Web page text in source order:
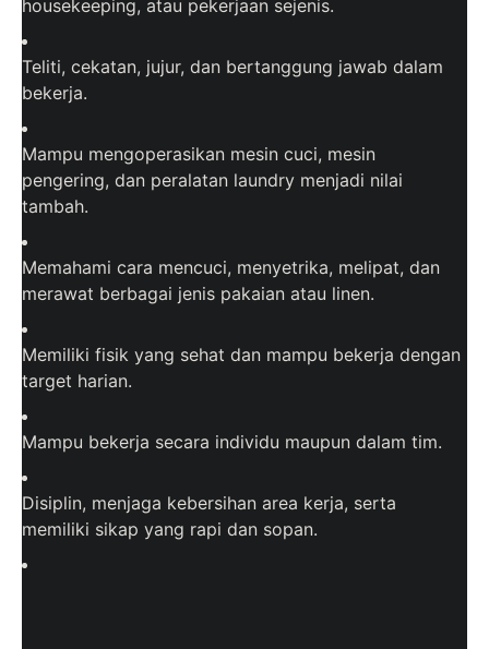
housekeeping, atau pekerjaan sejenis.
Teliti, cekatan, jujur, dan bertanggung jawab dalam
bekerja.
Mampu mengoperasikan mesin cuci, mesin
pengering, dan peralatan laundry menjadi nilai
tambah.
Memahami cara mencuci, menyetrika, melipat, dan
merawat berbagai jenis pakaian atau linen.
Memiliki fisik yang sehat dan mampu bekerja dengan
target harian.
Mampu bekerja secara individu maupun dalam tim.
Disiplin, menjaga kebersihan area kerja, serta
memiliki sikap yang rapi dan sopan.